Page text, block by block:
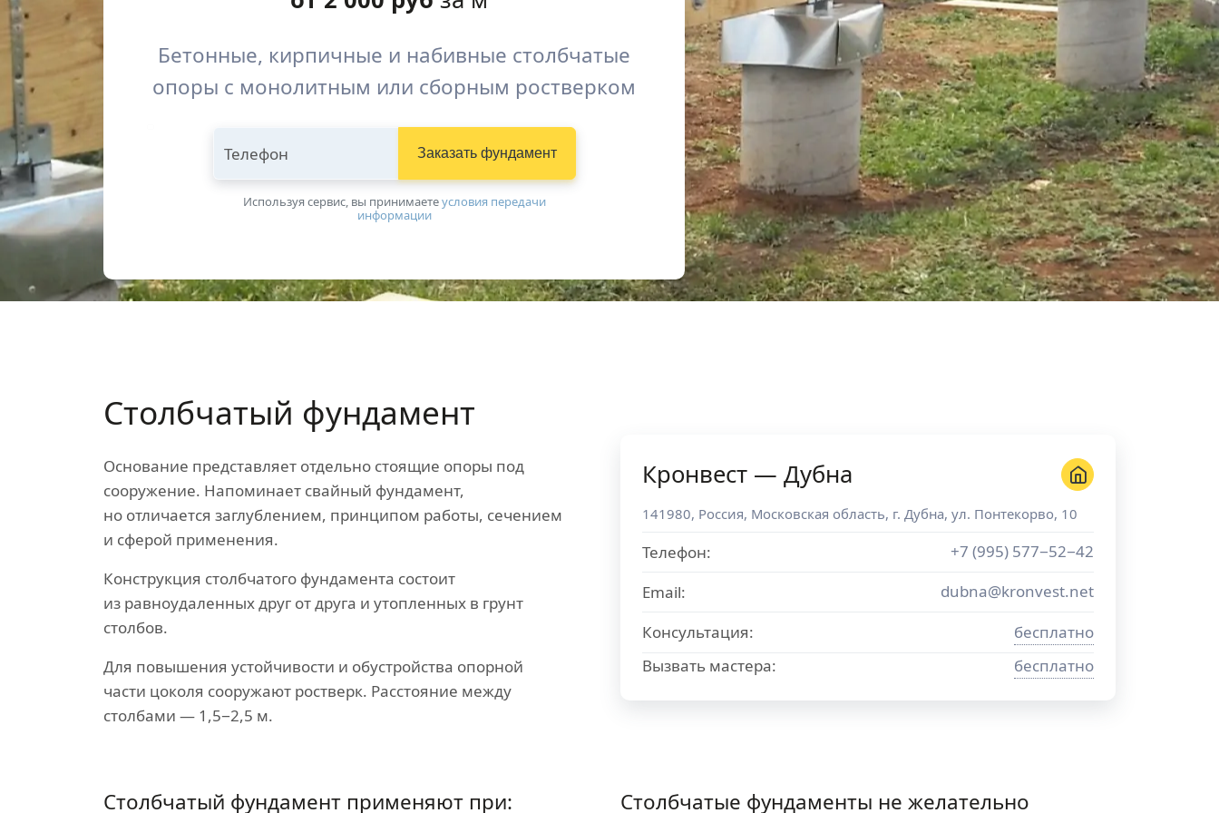
Бетонные, кирпичные и набивные столбчатые
опоры с монолитным или сборным ростверком
Телефон Заказать фундамент
Используя сервис, вы принимаетeусловия передачи
информации
Столбчатый фундамент
Основание представляет отдельно стоящие опоры под
сооружение. Напоминает свайный фундамент,
но отличается заглублением, принципом работы, сечением
и сферой применения.
Конструкция столбчатого фундамента состоит
из равноудаленных друг от друга и утопленных в грунт
столбов.
Для повышения устойчивости и обустройства опорной
части цоколя сооружают ростверк. Расстояние между
столбами — 1,5−2,5 м.
Кронвест — Дубна
141980, Россия, Московская область, г. Дубна, ул. Понтекорво, 10
Телефон:
+7 (995) 577−52−42
Email:
dubna@kronvest.net
Консультация:
бесплатно
Вызвать мастера:
бесплатно
Столбчатый фундамент применяют при: Столбчатые фундаменты не желательно